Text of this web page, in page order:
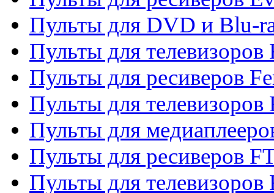
Пульты для DVD и Blu-
Пульты для телевизоров
Пульты для ресиверов
Пульты для
Пульты для
Пульты для ресиверов
Пульты для телевизоров